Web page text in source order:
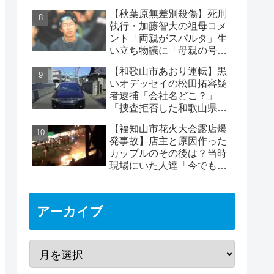
氏」の声も
【秋葉原無差別殺傷】死刑
執行・加藤智大の祖母コメ
ント「両親がスパルタ」生
い立ち物議に「母親の号泣
【和歌山市あおり運転】黒
いオデッセイの松田拓容疑
者逮捕「会社名どこ？」
「捜査拒否した和歌山県
の声
【福知山市花火大会露店爆
発事故】店主と原因作った
カップルのその後は？当時
現場にいた人達「今でも怖
アーカイブ